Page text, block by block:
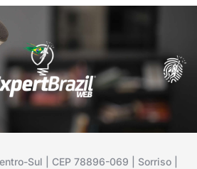
Sul | CEP 78896-069 | Sorriso |